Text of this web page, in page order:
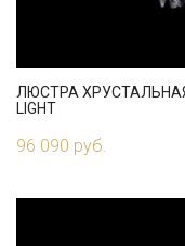
ЛЮСТРА ХРУСТАЛЬНАЯ
LIGHT
96 090 руб.